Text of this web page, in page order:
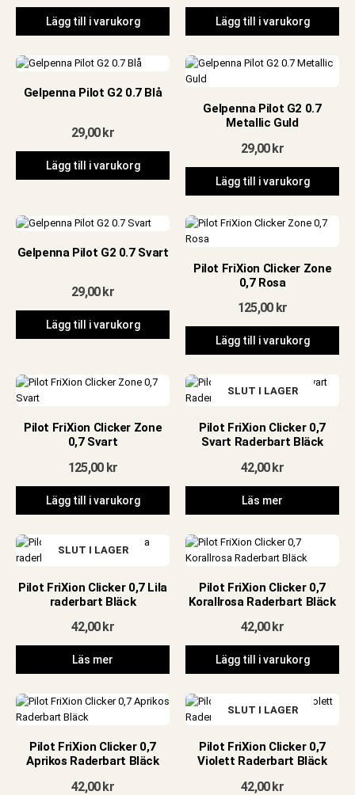
Lägg till i varukorg Lägg till i varukorg
Gelpenna Pilot G2 0.7 Blå
29,00kr
Lägg till i varukorg
Gelpenna Pilot G2 0.7
Metallic Guld
29,00kr
Lägg till i varukorg
Gelpenna Pilot G2 0.7 Svart
29,00kr
Lägg till i varukorg
Pilot FriXion Clicker Zone
0,7 Rosa
125,00 kr
Lägg till i varukorg
Pilot FriXion Clicker Zone
0,7 Svart
125,00 kr
Lägg till i varukorg
SLUT I LAGER
Pilot FriXion Clicker 0,7
Svart Raderbart Bläck
42,00kr
Läs mer
SLUT I LAGER
Pilot FriXion Clicker 0,7 Lila
raderbart Bläck
42,00kr
Läs mer
Pilot FriXion Clicker 0,7
Korallrosa Raderbart Bläck
42,00kr
Lägg till i varukorg
Pilot FriXion Clicker 0,7
Aprikos Raderbart Bläck
42,00kr
SLUT I LAGER
Pilot FriXion Clicker 0,7
Violett Raderbart Bläck
42,00kr